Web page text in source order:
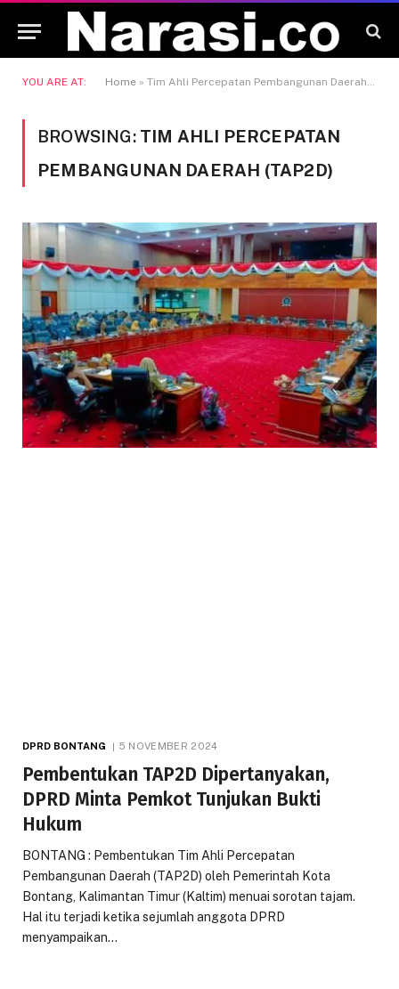
YOU ARE AT: Home » Tim Ahli Percepatan Pembangunan Daerah (TAP2D)
BROWSING: TIM AHLI PERCEPATAN
PEMBANGUNAN DAERAH (TAP2D)
DPRD BONTANG 5 NOVEMBER 2024
Pembentukan TAP2D Dipertanyakan,
DPRD Minta Pemkot Tunjukan Bukti
Hukum
BONTANG : Pembentukan Tim Ahli Percepatan
Pembangunan Daerah (TAP2D) oleh Pemerintah Kota
Bontang, Kalimantan Timur (Kaltim) menuai sorotan tajam.
Hal itu terjadi ketika sejumlah anggota DPRD
menyampaikan…